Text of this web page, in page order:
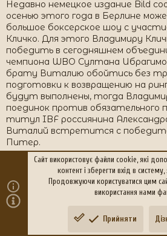
Недавно немецкое издание Bild
осенью этого года в Берлине
большое боксерское шоу с
Кличко. Для этого Владимиру
победить в сегодняшнем
чемпиона WBO Султана
брату Виталию обойтись без
подготовки к возвращению на
будут выполнены, тогда
поединок против
титул IBF россиянина
Виталий встретится с
Питер.
Объединительный бой между
Султаном Ибрагимовым, в
стоять принадлежащие боксерам
титулы, состоится в Нью-Йорке
Кличко и Ибрагимова будет
1999 года, когда британец
Сайт використовує файли cookie, які
контент і зберегти вхід в
Продовжуючи користуватися цим
використання нами
Прийняти